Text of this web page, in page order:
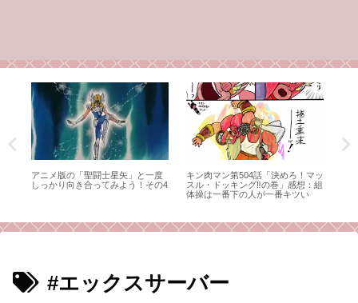
アニメ版の「聖闘士星矢」と一度
しっかり向き合ってみよう！その4
キン肉マン第504話「決めろ！マッ
スル・ドッキング‼の巻」感想：組
体操は一番下の人が一番キツい
#エックスサーバー